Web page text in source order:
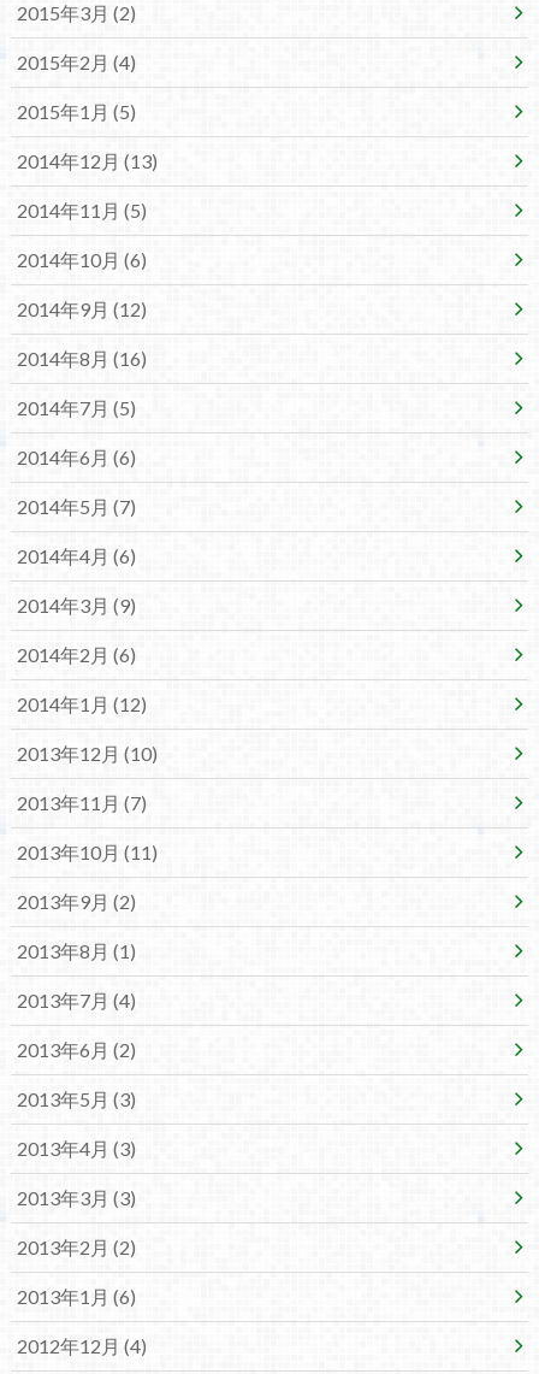
2015年3月 (2)
2015年2月 (4)
2015年1月 (5)
2014年12月 (13)
2014年11月 (5)
2014年10月 (6)
2014年9月 (12)
2014年8月 (16)
2014年7月 (5)
2014年6月 (6)
2014年5月 (7)
2014年4月 (6)
2014年3月 (9)
2014年2月 (6)
2014年1月 (12)
2013年12月 (10)
2013年11月 (7)
2013年10月 (11)
2013年9月 (2)
2013年8月 (1)
2013年7月 (4)
2013年6月 (2)
2013年5月 (3)
2013年4月 (3)
2013年3月 (3)
2013年2月 (2)
2013年1月 (6)
2012年12月 (4)